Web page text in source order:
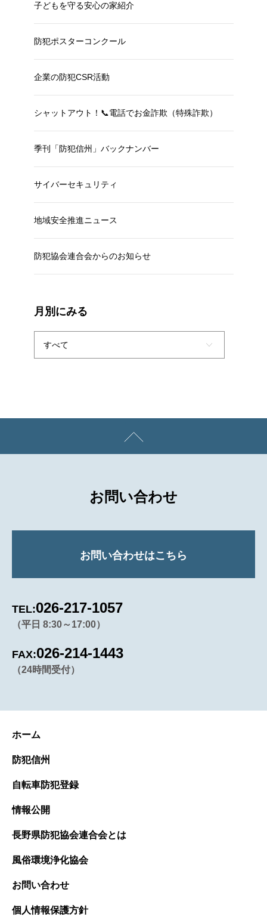
子どもを守る安心の家紹介
防犯ポスターコンクール
企業の防犯CSR活動
シャットアウト！📞電話でお金詐欺（特殊詐欺）
季刊「防犯信州」バックナンバー
サイバーセキュリティ
地域安全推進ニュース
防犯協会連合会からのお知らせ
月別にみる
お問い合わせ
お問い合わせはこちら
TEL:026-217-1057
（平日 8:30～17:00）
FAX:026-214-1443
（24時間受付）
ホーム
防犯信州
自転車防犯登録
情報公開
長野県防犯協会連合会とは
風俗環境浄化協会
お問い合わせ
個人情報保護方針